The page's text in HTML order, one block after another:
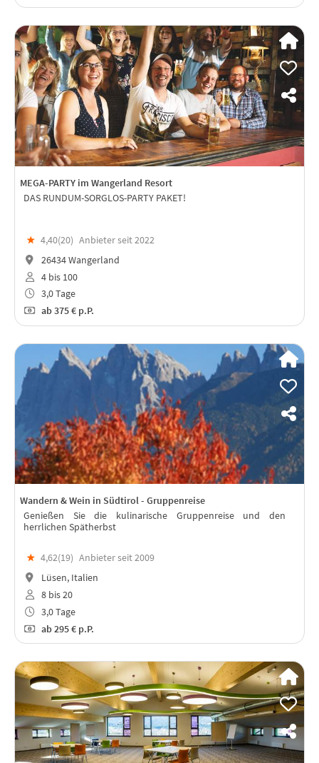
MEGA-PARTY im Wangerland Resort
DAS RUNDUM-SORGLOS-PARTY PAKET!
★ 4,40(20) Anbieter seit 2022
26434 Wangerland
4 bis 100
3,0 Tage
ab375 € p.P.
Wandern & Wein in Südtirol - Gruppenreise
Genießen Sie die kulinarische Gruppenreise und den
herrlichen Spätherbst
★ 4,62(19) Anbieter seit 2009
Lüsen, Italien
8 bis 20
3,0 Tage
ab295 € p.P.